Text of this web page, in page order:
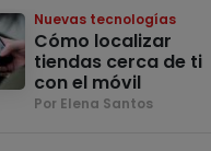
Nuevas tecnologías
Cómo localizar
tiendas cerca de ti
con el móvil
Por Elena Santos